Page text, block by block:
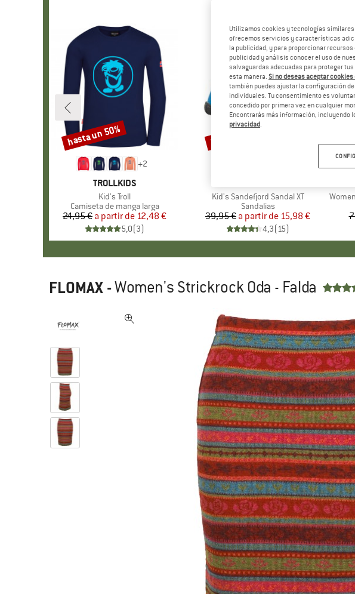
+2
MARCA
TROLLKIDS
Artículo
Kid's Troll
Product group
Camiseta de manga larga
Precio
24,95 € Precio reducido
a partir de 12,48 €
5,0(3)
Descuento
hasta un 50%
Artículo
Kid's Sandefjord Sandal XT
Product group
Sandalias
Precio
39,95 € Precio reducido
a partir de 15,98 €
4,3(15)
Descuento
hasta un 60%
Artículo
FLOMAX -Women's Strickrock Oda - Falda
Utilizamos cookies y tecnologías
ofrecemos servicios y características
la publicidad, y para proporcionar
publicidad y análisis conocer el uso de
salvaguardas adecuadas para proteger tus
esta manera. Si no deseas aceptar
también puedes ajustar la configuración de
individuales. Tu consentimiento es
concedido por primera vez en cualquier
Encontrarás más información, incluyendo
privacidad.